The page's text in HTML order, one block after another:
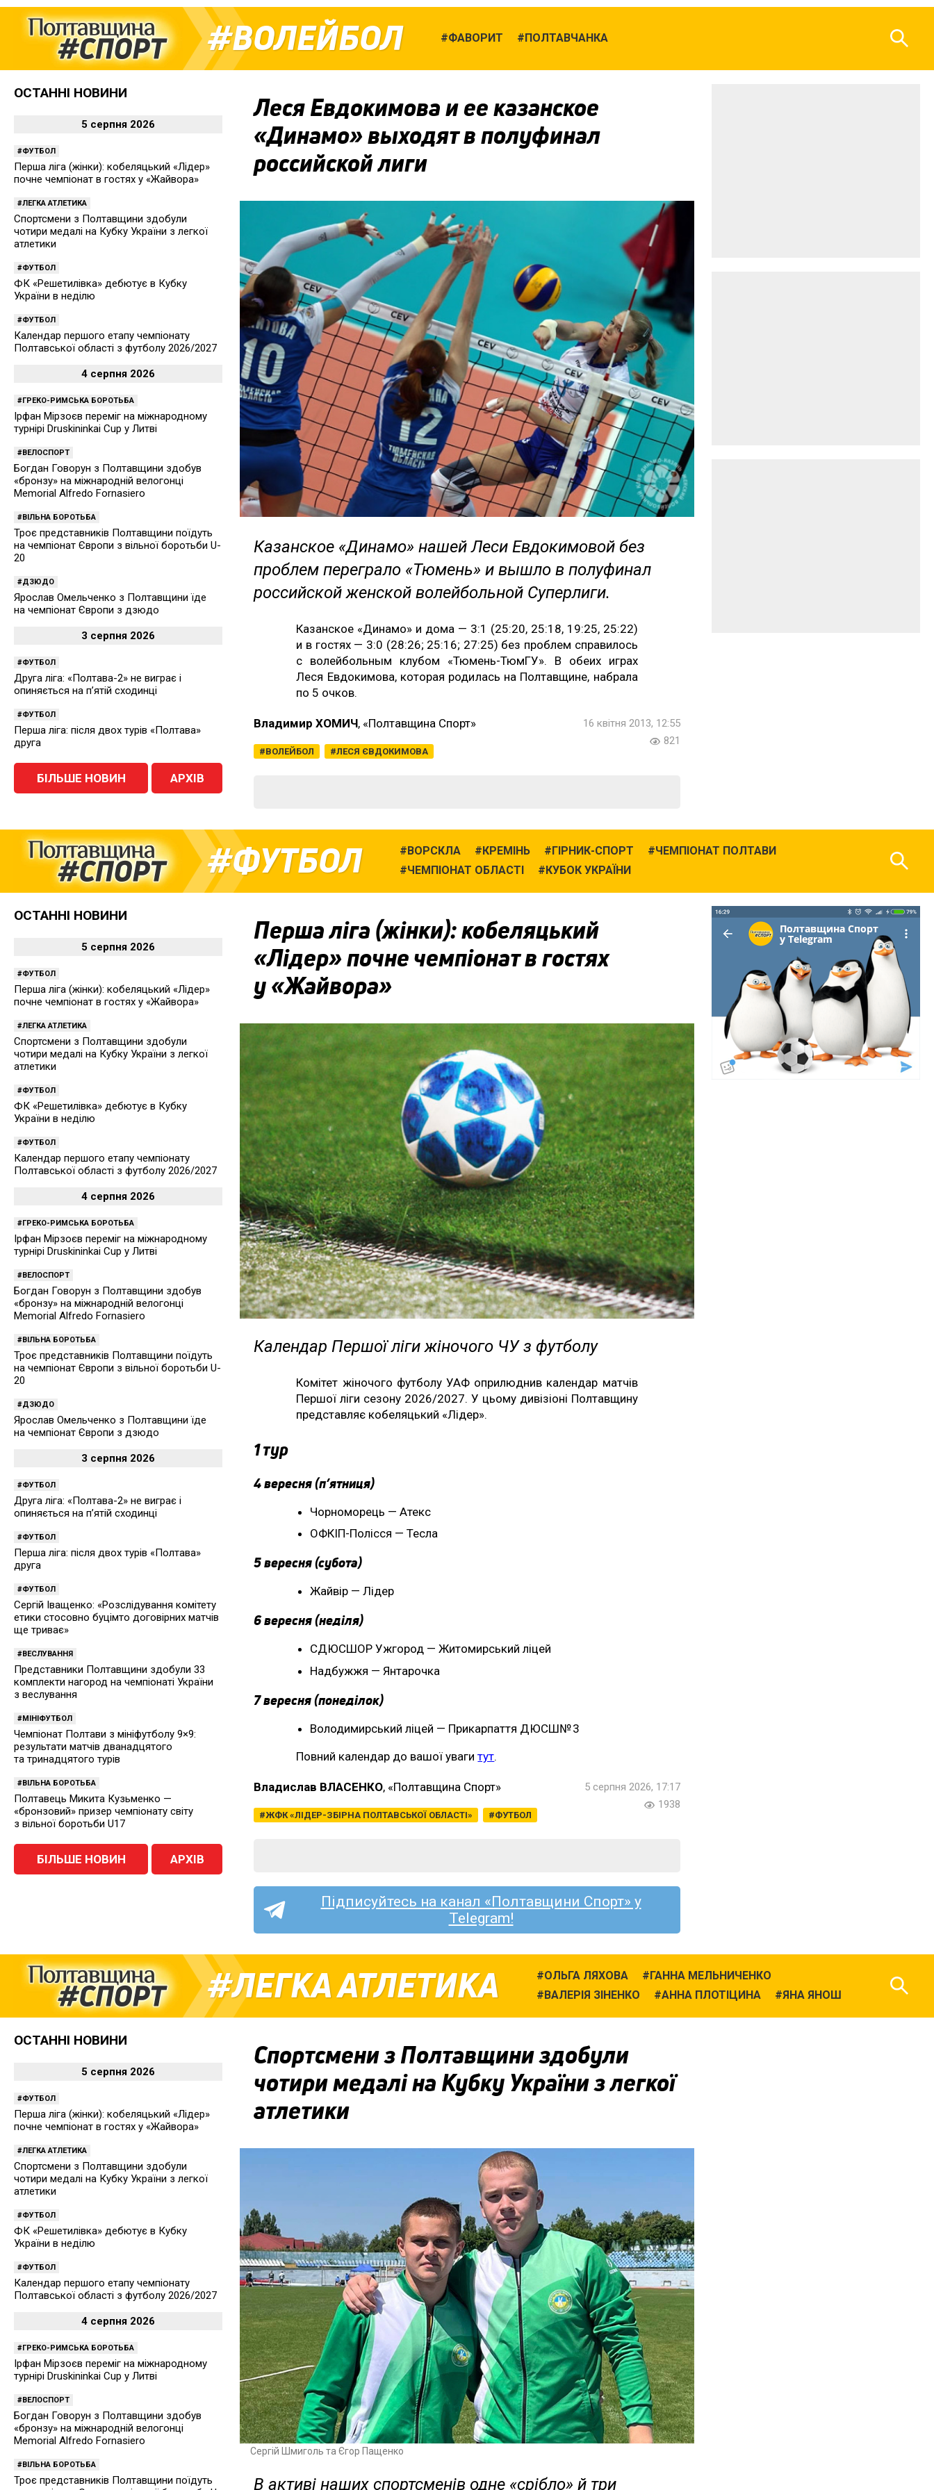
ВОЛЕЙБОЛ ФАВОРИТ ПОЛТАВЧАНКА
Леся Евдокимова и ее казанское
«Динамо» выходят в полуфинал
российской лиги
Казанское «Динамо» нашей Леси Евдокимовой без
проблем переграло «Тюмень» и вышло в полуфинал
российской женской волейбольной Суперлиги.
Казанское «Динамо» и дома — 3:1 (25:20, 25:18, 19:25, 25:22)
и в гостях — 3:0 (28:26; 25:16; 27:25) без проблем справилось
с волейбольным клубом «Тюмень-ТюмГУ». В обеих играх
Леся Евдокимова, которая родилась на Полтавщине, набрала
по 5 очков.
Владимир ХОМИЧ, «Полтавщина Спорт»
ВОЛЕЙБОЛ ЛЕСЯ ЄВДОКИМОВА
16 квітня 2013, 12:55
821
ОСТАННІ НОВИНИ
5 серпня 2026
ФУТБОЛ
Перша ліга (жінки): кобеляцький «Лідер»
почне чемпіонат в гостях у «Жайвора»
ЛЕГКА АТЛЕТИКА
Спортсмени з Полтавщини здобули
чотири медалі на Кубку України з легкої
атлетики
ФУТБОЛ
ФК «Решетилівка» дебютує в Кубку
України в неділю
ФУТБОЛ
Календар першого етапу чемпіонату
Полтавської області з футболу 2026/2027
4 серпня 2026
ГРЕКО-РИМСЬКА БОРОТЬБА
Ірфан Мірзоєв переміг на міжнародному
турнірі Druskininkai Cup у Литві
ВЕЛОСПОРТ
Богдан Говорун з Полтавщини здобув
«бронзу» на міжнародній велогонці
Memorial Alfredo Fornasiero
ВІЛЬНА БОРОТЬБА
Троє представників Полтавщини поїдуть
на чемпіонат Європи з вільної боротьби U-
20
ДЗЮДО
Ярослав Омельченко з Полтавщини їде
на чемпіонат Європи з дзюдо
3 серпня 2026
ФУТБОЛ
Друга ліга: «Полтава-2» не виграє і
опиняється на п’ятій сходинці
ФУТБОЛ
Перша ліга: після двох турів «Полтава»
друга
БІЛЬШЕ НОВИН АРХІВ
ФУТБОЛ ВОРСКЛА КРЕМІНЬ ГІРНИК-СПОРТ
ЧЕМПІОНАТ ПОЛТАВИ
ЧЕМПІОНАТ ОБЛАСТІ
КУБОК УКРАЇНИ
Перша ліга (жінки): кобеляцький
«Лідер» почне чемпіонат в гостях
у «Жайвора»
Календар Першої ліги жіночого ЧУ з футболу
Комітет жіночого футболу УАФ оприлюднив календар матчів
Першої ліги сезону 2026/2027. У цьому дивізіоні Полтавщину
представляє кобеляцький «Лідер».
1 тур
4 вересня (п’ятниця)
Чорноморець — Атекс
ОФКІП-Полісся — Тесла
5 вересня (субота)
Жайвір — Лідер
6 вересня (неділя)
СДЮСШОР Ужгород — Житомирський ліцей
Надбужжя — Янтарочка
7 вересня (понеділок)
Володимирський ліцей — Прикарпаття ДЮСШ№ 3
Повний календар до вашої увагитут.
Владислав ВЛАСЕНКО, «Полтавщина Спорт»
ЖФК «ЛІДЕР-ЗБІРНА ПОЛТАВСЬКОЇ ОБЛАСТІ» ФУТБОЛ
5 серпня 2026, 17:17
1938
Підписуйтесь на канал «Полтавщини Спорт» у
Telegram!
ОСТАННІ НОВИНИ
5 серпня 2026
ФУТБОЛ
Перша ліга (жінки): кобеляцький «Лідер»
почне чемпіонат в гостях у «Жайвора»
ЛЕГКА АТЛЕТИКА
Спортсмени з Полтавщини здобули
чотири медалі на Кубку України з легкої
атлетики
ФУТБОЛ
ФК «Решетилівка» дебютує в Кубку
України в неділю
ФУТБОЛ
Календар першого етапу чемпіонату
Полтавської області з футболу 2026/2027
4 серпня 2026
ГРЕКО-РИМСЬКА БОРОТЬБА
Ірфан Мірзоєв переміг на міжнародному
турнірі Druskininkai Cup у Литві
ВЕЛОСПОРТ
Богдан Говорун з Полтавщини здобув
«бронзу» на міжнародній велогонці
Memorial Alfredo Fornasiero
ВІЛЬНА БОРОТЬБА
Троє представників Полтавщини поїдуть
на чемпіонат Європи з вільної боротьби U-
20
ДЗЮДО
Ярослав Омельченко з Полтавщини їде
на чемпіонат Європи з дзюдо
3 серпня 2026
ФУТБОЛ
Друга ліга: «Полтава-2» не виграє і
опиняється на п’ятій сходинці
ФУТБОЛ
Перша ліга: після двох турів «Полтава»
друга
ФУТБОЛ
Сергій Іващенко: «Розслідування комітету
етики стосовно буцімто договірних матчів
ще триває»
ВЕСЛУВАННЯ
Представники Полтавщини здобули 33
комплекти нагород на чемпіонаті України
з веслування
МІНІФУТБОЛ
Чемпіонат Полтави з мініфутболу 9×9:
результати матчів дванадцятого
та тринадцятого турів
ВІЛЬНА БОРОТЬБА
Полтавець Микита Кузьменко —
«бронзовий» призер чемпіонату світу
з вільної боротьби U17
БІЛЬШЕ НОВИН АРХІВ
ЛЕГКА АТЛЕТИКА ОЛЬГА ЛЯХОВА
ГАННА МЕЛЬНИЧЕНКО
ВАЛЕРІЯ ЗІНЕНКО
АННА ПЛОТІЦИНА ЯНА ЯНОШ
Спортсмени з Полтавщини здобули
чотири медалі на Кубку України з легкої
атлетики
Сергій Шмиголь та Єгор Пащенко
В активі наших спортсменів одне «срібло» й три
ОСТАННІ НОВИНИ
5 серпня 2026
ФУТБОЛ
Перша ліга (жінки): кобеляцький «Лідер»
почне чемпіонат в гостях у «Жайвора»
ЛЕГКА АТЛЕТИКА
Спортсмени з Полтавщини здобули
чотири медалі на Кубку України з легкої
атлетики
ФУТБОЛ
ФК «Решетилівка» дебютує в Кубку
України в неділю
ФУТБОЛ
Календар першого етапу чемпіонату
Полтавської області з футболу 2026/2027
4 серпня 2026
ГРЕКО-РИМСЬКА БОРОТЬБА
Ірфан Мірзоєв переміг на міжнародному
турнірі Druskininkai Cup у Литві
ВЕЛОСПОРТ
Богдан Говорун з Полтавщини здобув
«бронзу» на міжнародній велогонці
Memorial Alfredo Fornasiero
ВІЛЬНА БОРОТЬБА
Троє представників Полтавщини поїдуть